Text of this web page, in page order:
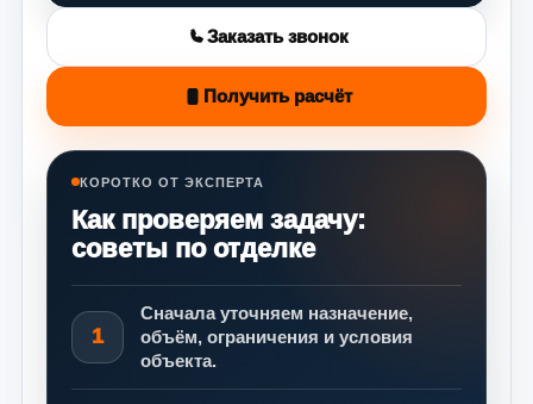
Заказать звонок
Получить расчёт
КОРОТКО ОТ ЭКСПЕРТА
Как проверяем задачу:
советы по отделке
1
Сначала уточняем назначение,
объём, ограничения и условия
объекта.